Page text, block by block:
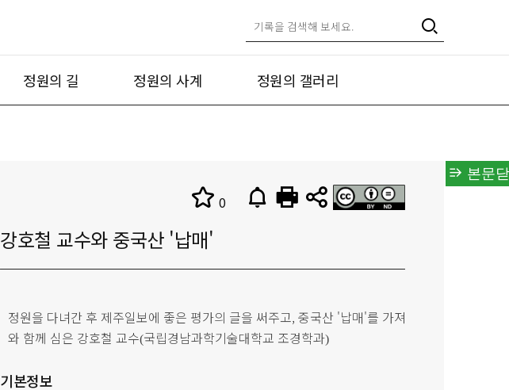
정원의 길 정원의 사계 정원의 갤러리
본문
0
강호철 교수와 중국산 '납매'
정원을 다녀간 후 제주일보에 좋은 평가의 글을 써주고, 중국산 '납매'를 가져
와 함께 심은 강호철 교수(국립경남과학기술대학교 조경학과)
기본정보